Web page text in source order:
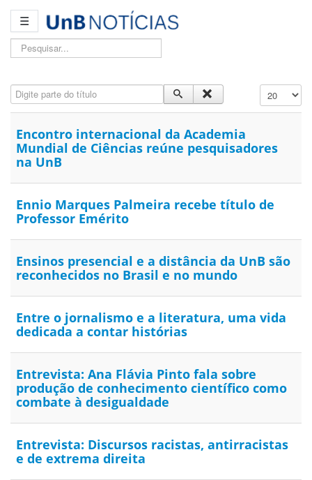
☰
Pesquisar...
Digite parte do título Exibir #
Encontro internacional da Academia
Mundial de Ciências reúne pesquisadores
na UnB
Ennio Marques Palmeira recebe título de
Professor Emérito
Ensinos presencial e a distância da UnB são
reconhecidos no Brasil e no mundo
Entre o jornalismo e a literatura, uma vida
dedicada a contar histórias
Entrevista: Ana Flávia Pinto fala sobre
produção de conhecimento científico como
combate à desigualdade
Entrevista: Discursos racistas, antirracistas
e de extrema direita